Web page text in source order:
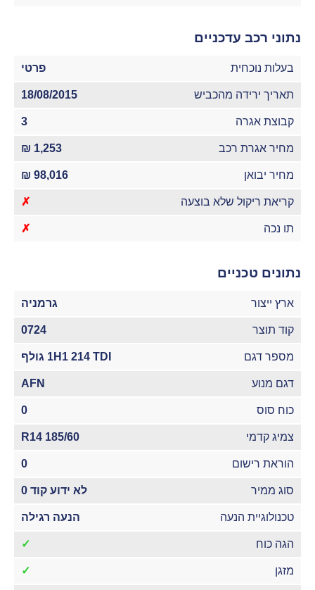
נתוני רכב עדכניים
בעלות נוכחית פרטי
תאריך ירידה מהכביש 18/08/2015
קבוצת אגרה 3
מחיר אגרת רכב 1,253 ₪
מחיר יבואן 98,016 ₪
קריאת ריקול שלא בוצעה ✗
תו נכה ✗
נתונים טכניים
ארץ ייצור גרמניה
קוד תוצר 0724
מספר דגם 1H1 214 TDI גולף
דגם מנוע AFN
כוח סוס 0
צמיג קדמי 185/60 R14
הוראת רישום 0
סוג ממיר לא ידוע קוד 0
טכנולוגיית הנעה הנעה רגילה
הגה כוח ✓
מזגן ✓